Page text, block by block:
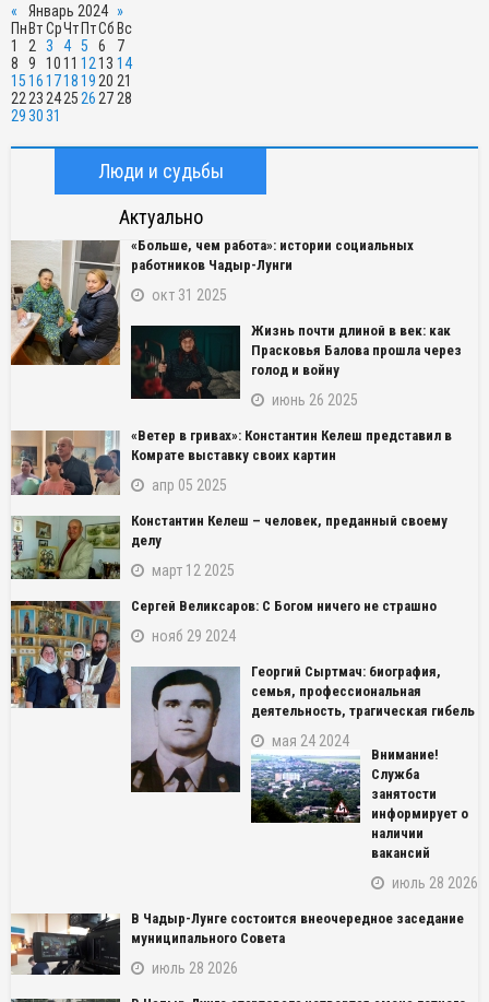
« Январь 2024 »
ПнВтСрЧтПтСбВс
1
2 3 4 5 6
7
8
9 1011 1213 14
1516171819 20 21
22 23 2425 26 27 28
293031
Люди и судьбы
Актуально
«Больше, чем работа»: истории социальных
работников Чадыр-Лунги
окт 31 2025
Жизнь почти длиной в век: как
Прасковья Балова прошла через
голод и войну
июнь 26 2025
«Ветер в гривах»: Константин Келеш представил в
Комрате выставку своих картин
апр 05 2025
Константин Келеш – человек, преданный своему
делу
март 12 2025
Сергей Великсаров: С Богом ничего не страшно
нояб 29 2024
Георгий Сыртмач: биография,
семья, профессиональная
деятельность, трагическая гибель
мая 24 2024
Внимание!
Служба
занятости
информирует о
наличии
вакансий
июль 28 2026
В Чадыр-Лунге состоится внеочередное заседание
муниципального Совета
июль 28 2026